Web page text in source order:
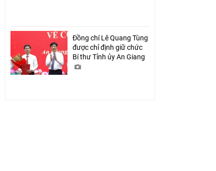
Đồng chí Lê Quang Tùng
được chỉ định giữ chức
Bí thư Tỉnh ủy An Giang